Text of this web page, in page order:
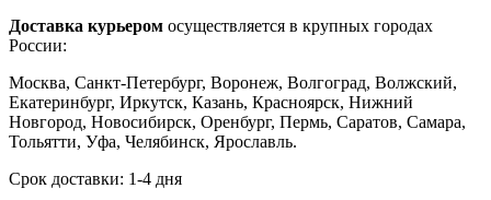
Доставка курьером осуществляется в крупных городах
России:
Москва, Санкт-Петербург, Воронеж, Волгоград, Волжский,
Екатеринбург, Иркутск, Казань, Красноярск, Нижний
Новгород, Новосибирск, Оренбург, Пермь, Саратов, Самара,
Тольятти, Уфа, Челябинск, Ярославль.
Срок доставки: 1-4 дня